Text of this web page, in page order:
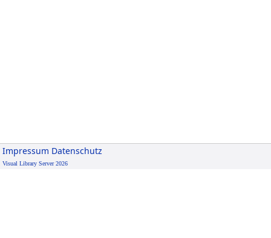
Impressum Datenschutz
Visual Library Server 2026